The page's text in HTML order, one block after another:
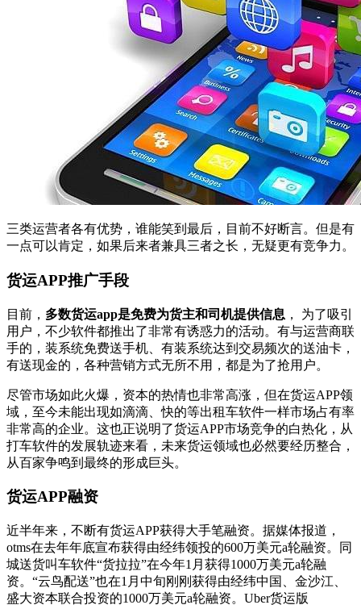
三类运营者各有优势，谁能笑到最后，目前不好断言。但是有
一点可以肯定，如果后来者兼具三者之长，无疑更有竞争力。
货运APP推广手段
目前， 多数货运app是免费为货主和司机提供信息 ， 为了吸引
用户，不少软件都推出了非常有诱惑力的活动。有与运营商联
手的，装系统免费送手机、有装系统达到交易频次的送油卡，
有送现金的，各种营销方式无所不用，都是为了抢用户。
尽管市场如此火爆，资本的热情也非常高涨，但在货运APP领
域，至今未能出现如滴滴、快的等出租车软件一样市场占有率
非常高的企业。这也正说明了货运APP市场竞争的白热化，从
打车软件的发展轨迹来看，未来货运领域也必然要经历整合，
从百家争鸣到最终的形成巨头。
货运APP融资
近半年来，不断有货运APP获得大手笔融资。据媒体报道，
otms在去年年底宣布获得由经纬领投的600万美元a轮融资。同
城送货叫车软件“货拉拉”在今年1月获得1000万美元a轮融
资。“云鸟配送”也在1月中旬刚刚获得由经纬中国、金沙江、
盛大资本联合投资的1000万美元a轮融资。Uber货运版